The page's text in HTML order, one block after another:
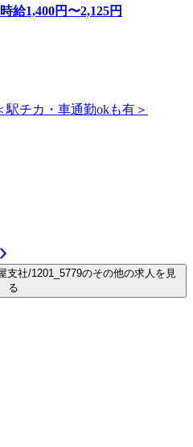
時給1,400円〜2,125円
チカ・車通勤okも有＞
社/1201_5779のその他の求人を見
る